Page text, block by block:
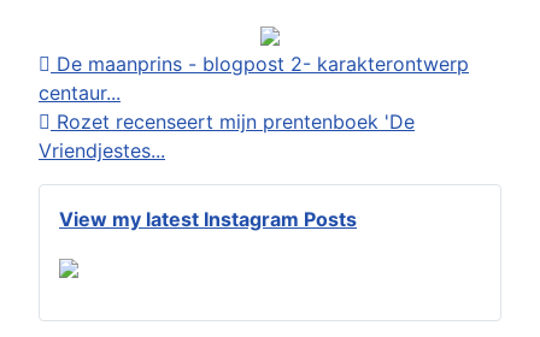
View my latest Instagram Posts
De maanprins - blogpost 2- karakterontwerp
centaur...
Rozet recenseert mijn prentenboek 'De
Vriendjestes...